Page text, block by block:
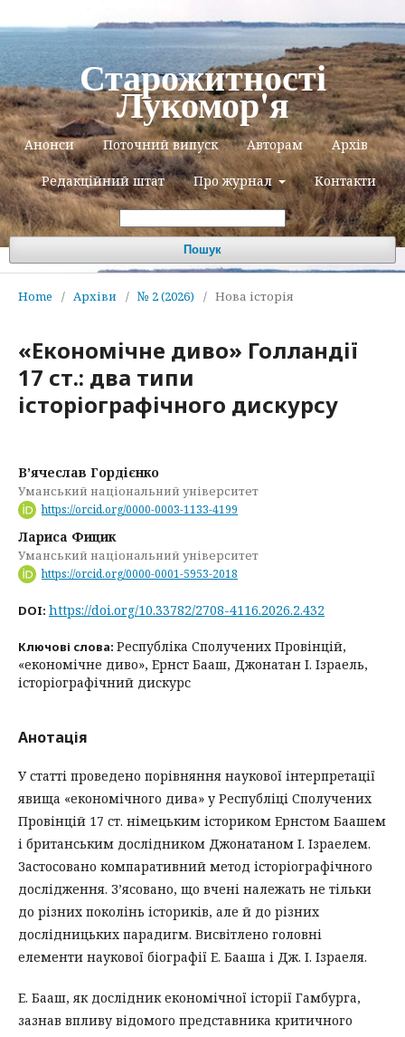
Старожитності
Лукомор'я
Анонси Поточний випуск Авторам Архів
Редакційний штат Про журнал Контакти
Пошук
Home / Архіви / № 2 (2026) / Нова історія
«Економічне диво» Голландії
17 ст.: два типи
історіографічного дискурсу
В’ячеслав Гордієнко
Уманський національний університет
https://orcid.org/0000-0003-1133-4199
Лариса Фицик
Уманський національний університет
https://orcid.org/0000-0001-5953-2018
DOI: https://doi.org/10.33782/2708-4116.2026.2.432
Ключові слова: Республіка Сполучених Провінцій,
«економічне диво», Ернст Бааш, Джонатан І. Ізраель,
історіографічний дискурс
Анотація
У статті проведено порівняння наукової інтерпретації
явища «економічного дива» у Республіці Сполучених
Провінцій 17 ст. німецьким істориком Ернстом Баашем
і британським дослідником Джонатаном І. Ізраелем.
Застосовано компаративний метод історіографічного
дослідження. З’ясовано, що вчені належать не тільки
до різних поколінь істориків, але й до різних
дослідницьких парадигм. Висвітлено головні
елементи наукової біографії Е. Бааша і Дж. І. Ізраеля.
Е. Бааш, як дослідник економічної історії Гамбурга,
зазнав впливу відомого представника критичного